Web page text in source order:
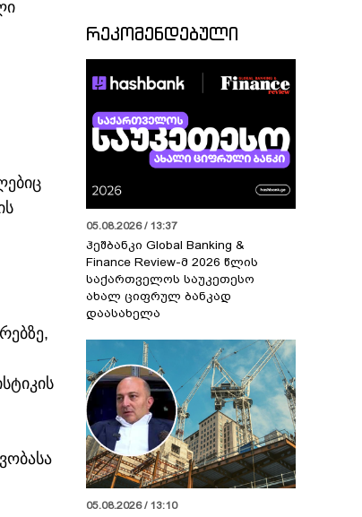
ᲠᲔᲙᲝᲛᲔᲜᲓᲔᲑᲣᲚᲘ
05.08.2026 / 13:37
ჰეშბანკი Global Banking &
Finance Review-მ 2026 წლის
საქართველოს საუკეთესო
ახალ ციფრულ ბანკად
დაასახელა
05.08.2026 / 13:10